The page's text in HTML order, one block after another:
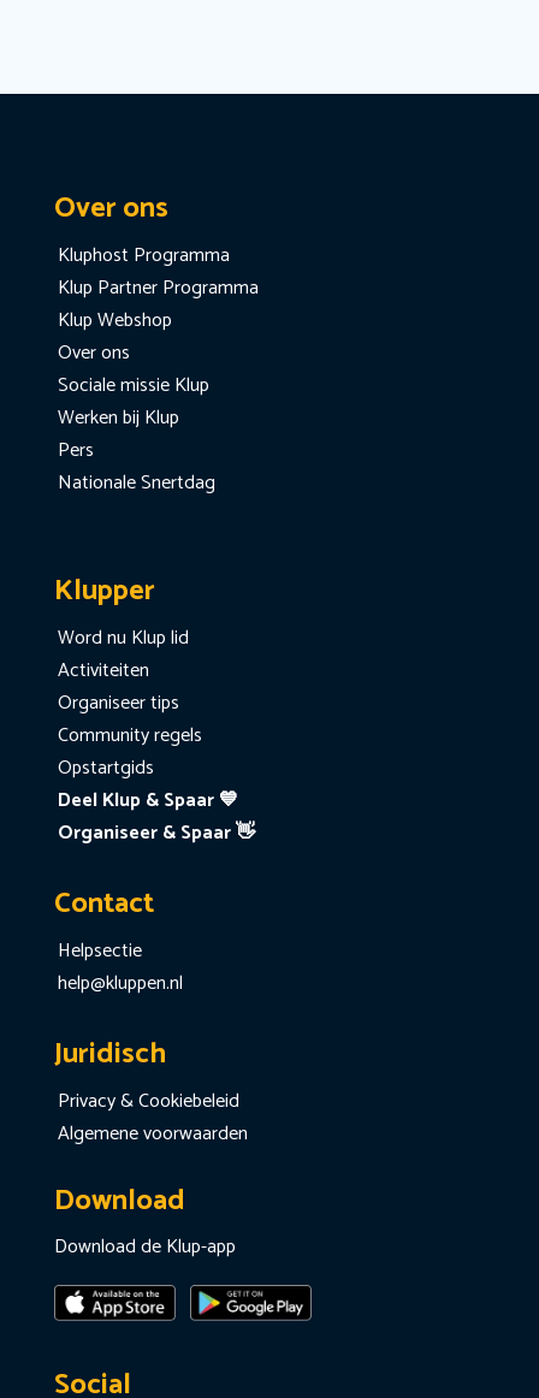
Over ons
Kluphost Programma
Klup Partner Programma
Klup Webshop
Over ons
Sociale missie Klup
Werken bij Klup
Pers
Nationale Snertdag
Klupper
Word nu Klup lid
Activiteiten
Organiseer tips
Community regels
Opstartgids
Deel Klup & Spaar 💙
Organiseer & Spaar 👋
Contact
Helpsectie
help@kluppen.nl
Juridisch
Privacy & Cookiebeleid
Algemene voorwaarden
Download
Download de Klup-app
Social